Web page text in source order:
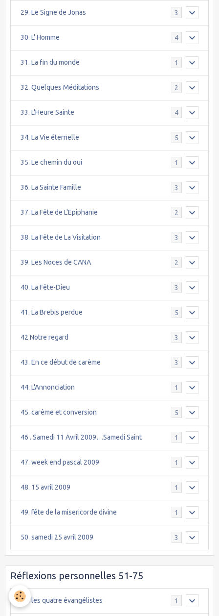
29. Le Signe de Jonas 3
30. L' Homme 4
31. La fin du monde 1
32. Quelques Méditations 2
33. L'Heure Sainte 4
34. La Vie éternelle 5
35. Le chemin du oui 1
36. La Sainte Famille 3
37. La Fête de L'Epiphanie 2
38. La Fête de La Visitation 3
39. Les Noces de CANA 2
40. La Fête-Dieu 3
41. La Brebis perdue 5
42.Notre regard 3
43. En ce début de carème 3
44. L'Annonciation 1
45. carême et conversion 5
46 . Samedi 11 Avril 2009…Samedi Saint 1
47. week end pascal 2009 1
48. 15 avril 2009 1
49. fête de la misericorde divine 1
50. samedi 25 avril 2009 3
Réflexions personnelles 51-75
51. les quatre évangélistes 1